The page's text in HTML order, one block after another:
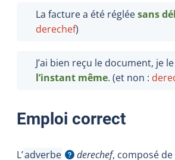
La facture a été régléesans
derechef)
J’ai bien reçu le document, je
l’instant même. (et non :
Emploi correct
L’adverbe derechef, composé